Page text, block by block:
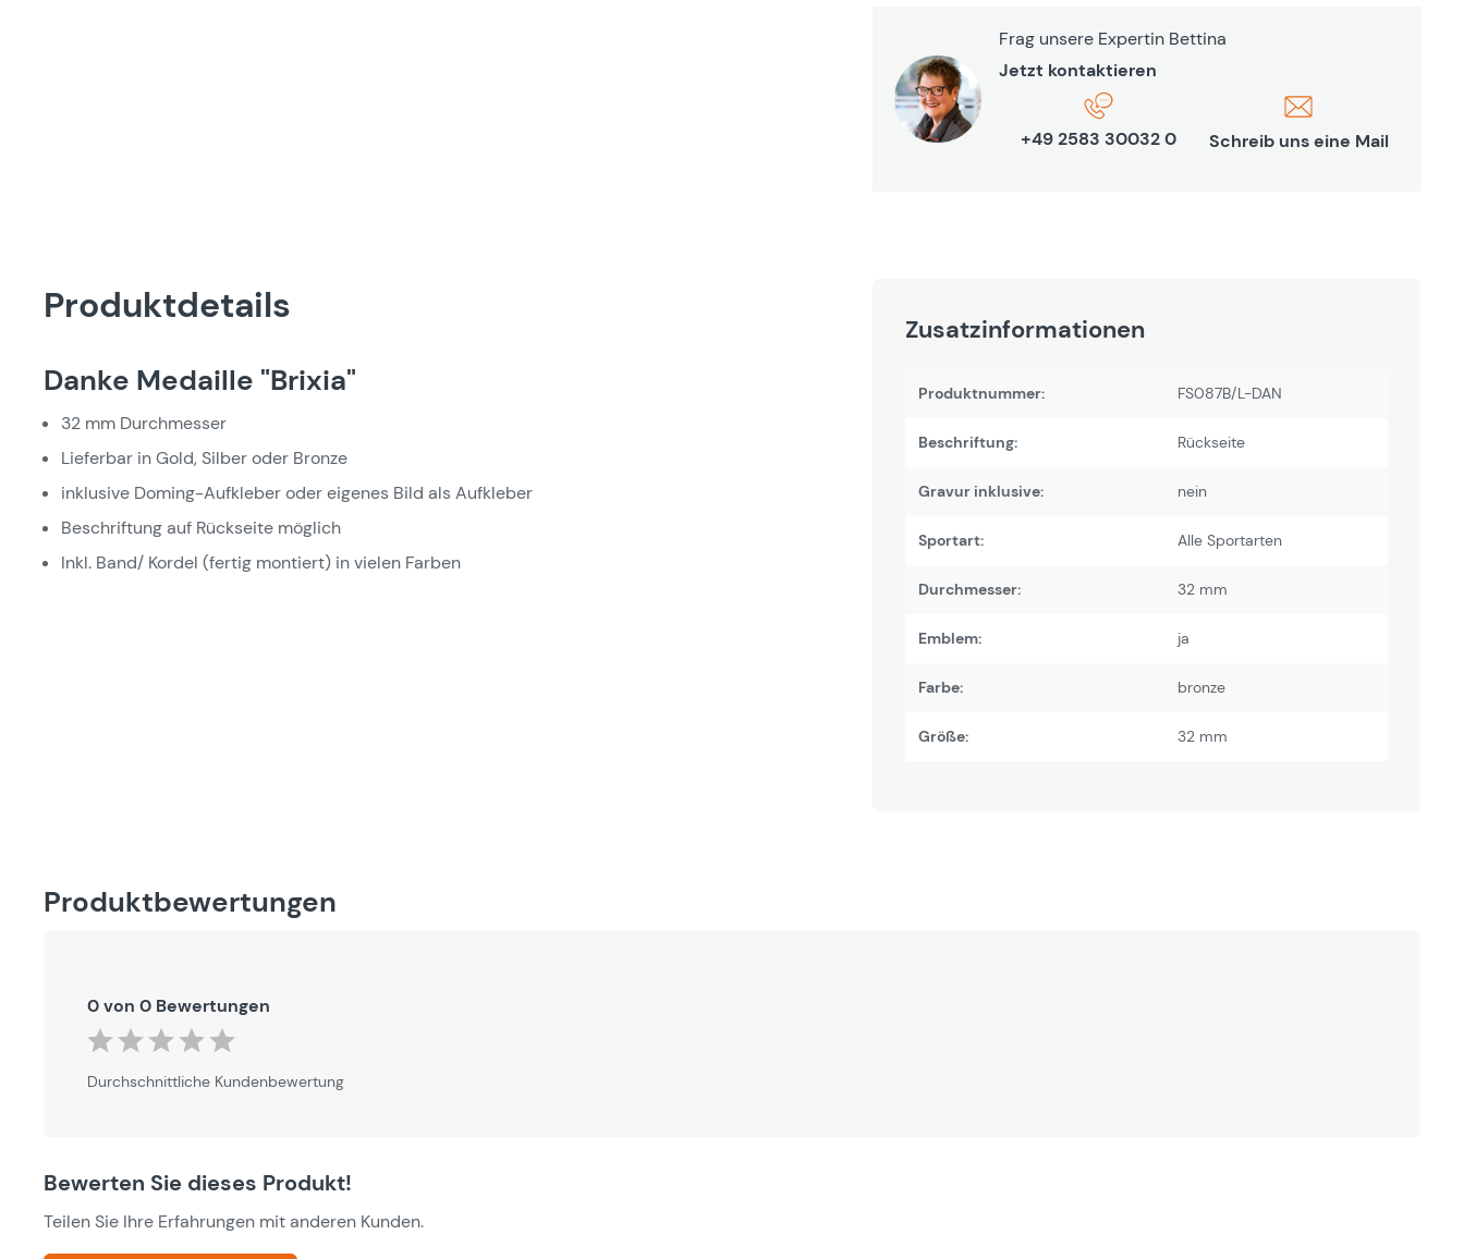
Frag unsere Expertin Bettina
Jetzt kontaktieren
+49 2583 30032 0 Schreib uns eine Mail
Produktdetails
Danke Medaille "Brixia"
32 mm Durchmesser
Lieferbar in Gold, Silber oder Bronze
inklusive Doming-Aufkleber oder eigenes Bild als Aufkleber
Beschriftung auf Rückseite möglich
Inkl. Band/ Kordel (fertig montiert) in vielen Farben
Zusatzinformationen
Produktnummer: FS087B/L-DAN
Beschriftung: Rückseite
Gravur inklusive: nein
Sportart: Alle Sportarten
Durchmesser: 32 mm
Emblem: ja
Farbe: bronze
Größe: 32 mm
Produktbewertungen
0 von 0 Bewertungen
Durchschnittliche Bewertung von 0 von 5 Sternen
Durchschnittliche Kundenbewertung
Bewerten Sie dieses Produkt!
Teilen Sie Ihre Erfahrungen mit anderen Kunden.